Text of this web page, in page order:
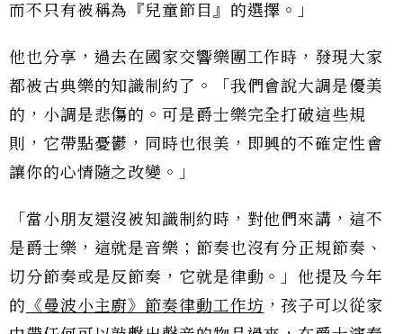
而不只有被稱為『兒童節目』的選擇。」
他也分享，過去在國家交響樂團工作時，發現大家
都被古典樂的知識制約了。「我們會說大調是優美
的，小調是悲傷的。可是爵士樂完全打破這些規
則，它帶點憂鬱，同時也很美，即興的不確定性會
讓你的心情隨之改變。」
「當小朋友還沒被知識制約時，對他們來講，這不
是爵士樂，這就是音樂；節奏也沒有分正規節奏、
切分節奏或是反節奏，它就是律動。」他提及今年
的 《曼波小主廚》節奏律動工作坊 ，孩子可以從家